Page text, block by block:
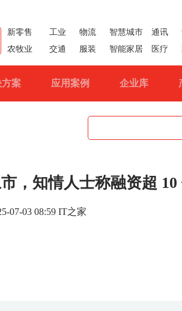
新零售 工业 物流 智慧城市 通讯
农牧业
交通 服装 智能家居 医疗
案 应用案例 企业库
，知情人士称融资超 10
07-03 08:59 IT之家